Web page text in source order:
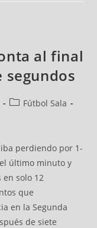
al final
segundos
Fútbol Sala
perdiendo por 1-
último minuto y
solo 12
que
en la Segunda
de siete